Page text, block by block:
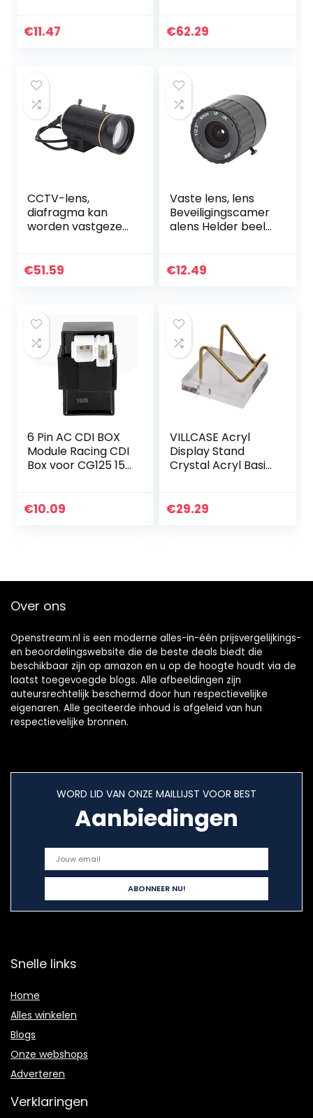
Multivoltage-
€11.47
Definition 5Mp
€62.29
CCTV-lens,
diafragma kan
worden vastgezet
de meeste
€51.59
Vaste lens, lens
Beveiligingscamer
alens Helder beeld
moeten worden
€12.49
6 Pin AC CDI BOX
Module Racing CDI
Box voor CG125 150
Bromfiets
€10.09
VILLCASE Acryl
Display Stand
Crystal Acryl Basis
Weergave Base
€29.29
Over ons
Openstream.nl is een moderne alles-in-één prijsvergelijkings-
en beoordelingswebsite die de beste deals biedt die
beschikbaar zijn op amazon en u op de hoogte houdt via de
laatst toegevoegde blogs. Alle afbeeldingen zijn
auteursrechtelijk beschermd door hun respectievelijke
eigenaren. Alle geciteerde inhoud is afgeleid van hun
respectievelijke bronnen.
WORD LID VAN ONZE MAILLIJST VOOR BEST
Aanbiedingen
Snelle links
Home
Alles winkelen
Blogs
Onze webshops
Adverteren
Verklaringen